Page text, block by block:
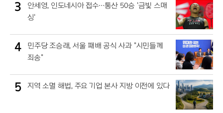
3
안세영, 인도네시아 접수…통산 50승 '금빛 스매
싱'
4
민주당 조승래, 서울 패배 공식 사과 "시민들께
죄송"
5 지역 소멸 해법, 주요 기업 본사 지방 이전에 있다